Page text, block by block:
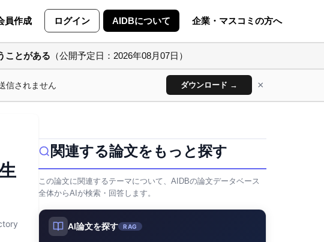
員作成 ログイン AIDBについて 企業・マスコミの方へ
ことがある （公開予定日：2026年08月07日）
信されません ダウンロード → ×
関連する論文をもっと探す
この論文に関連するテーマについて、AIDBの論文データベース
全体からAIが検索・回答します。
AI論文を探す RAG